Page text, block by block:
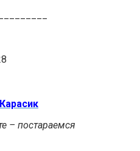
Карасик
– постараемся